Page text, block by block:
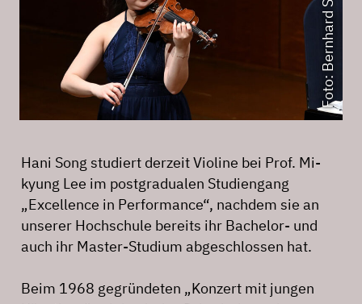
Hani Song studiert derzeit Violine bei Prof. Mi-
kyung Lee im postgradualen Studiengang
„Excellence in Performance“, nachdem sie an
unserer Hochschule bereits ihr Bachelor- und
auch ihr Master-Studium abgeschlossen hat.
Beim 1968 gegründeten „Konzert mit jungen